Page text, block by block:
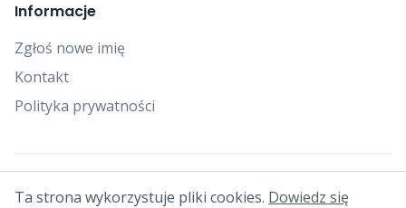
Informacje
Zgłoś nowe imię
Kontakt
Polityka prywatności
© 2025 Falcon Bytes. Wszelkie prawa zastrzeżone.
Ta strona wykorzystuje pliki cookies. Dowiedz się